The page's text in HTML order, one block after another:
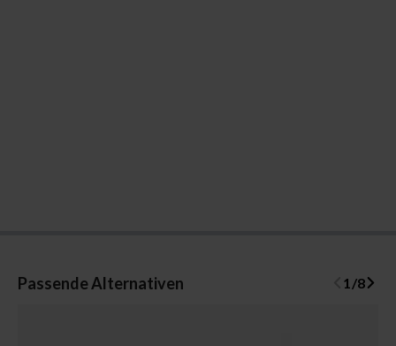
Passende Alternativen 1/8